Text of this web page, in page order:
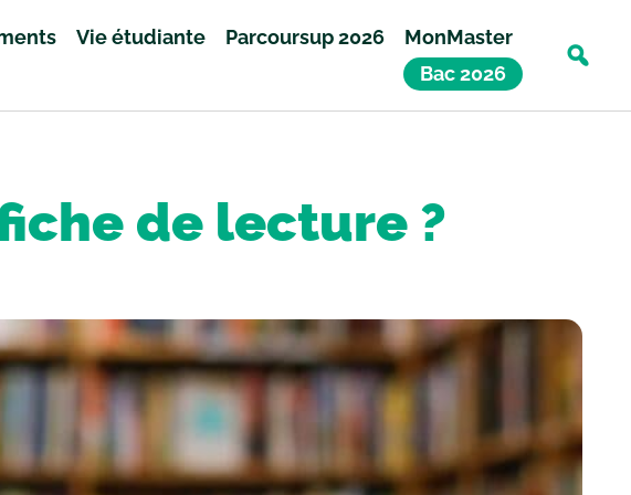
Vie étudiante Parcoursup 2026
MonMaster
Bac 2026
de lecture ?